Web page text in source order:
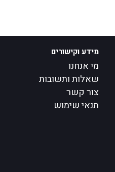
מידע וקישורים
מי אנחנו
שאלות ותשובות
צור קשר
תנאי שימוש